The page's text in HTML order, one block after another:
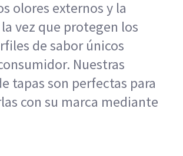
olores externos y la
vez que protegen los
de sabor únicos
Nuestras
tapas son perfectas para
con su marca mediante